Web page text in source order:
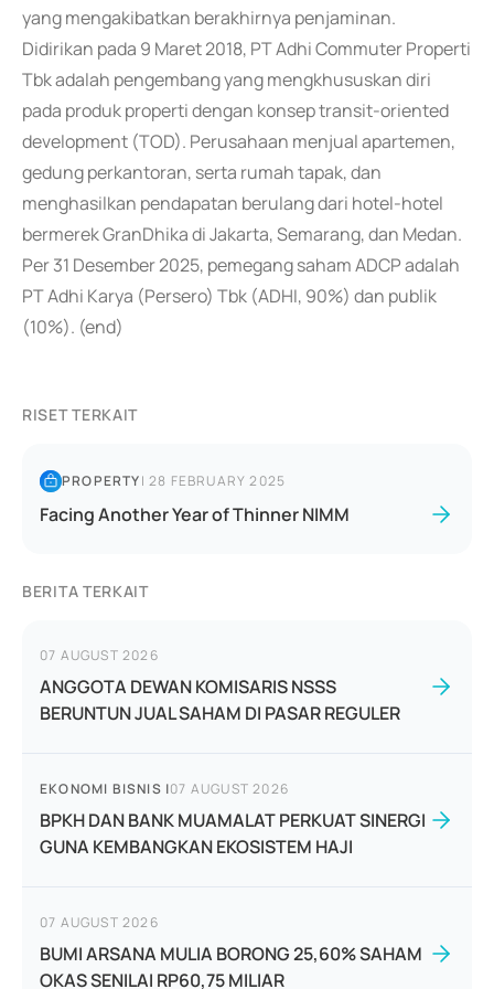
yang mengakibatkan berakhirnya penjaminan.
Didirikan pada 9 Maret 2018, PT Adhi Commuter Properti
Tbk adalah pengembang yang mengkhususkan diri
pada produk properti dengan konsep transit-oriented
development (TOD). Perusahaan menjual apartemen,
gedung perkantoran, serta rumah tapak, dan
menghasilkan pendapatan berulang dari hotel-hotel
bermerek GranDhika di Jakarta, Semarang, dan Medan.
Per 31 Desember 2025, pemegang saham ADCP adalah
PT Adhi Karya (Persero) Tbk (ADHI, 90%) dan publik
(10%). (end)
RISET TERKAIT
PROPERTY|28 FEBRUARY 2025
Facing Another Year of Thinner NIMM
BERITA TERKAIT
07 AUGUST 2026
ANGGOTA DEWAN KOMISARIS NSSS
BERUNTUN JUAL SAHAM DI PASAR REGULER
EKONOMI BISNIS |07 AUGUST 2026
BPKH DAN BANK MUAMALAT PERKUAT SINERGI
GUNA KEMBANGKAN EKOSISTEM HAJI
07 AUGUST 2026
BUMI ARSANA MULIA BORONG 25,60% SAHAM
OKAS SENILAI RP60,75 MILIAR